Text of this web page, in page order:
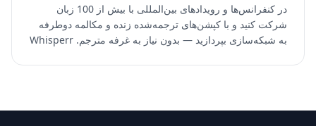
در کنفرانس‌ها و رویدادهای بین‌المللی با بیش از 100 زبان
شرکت کنید و با کپشن‌های ترجمه‌شده زنده و مکالمه دوطرفه
به شبکه‌سازی بپردازید — بدون نیاز به غرفه مترجم. Whisperr